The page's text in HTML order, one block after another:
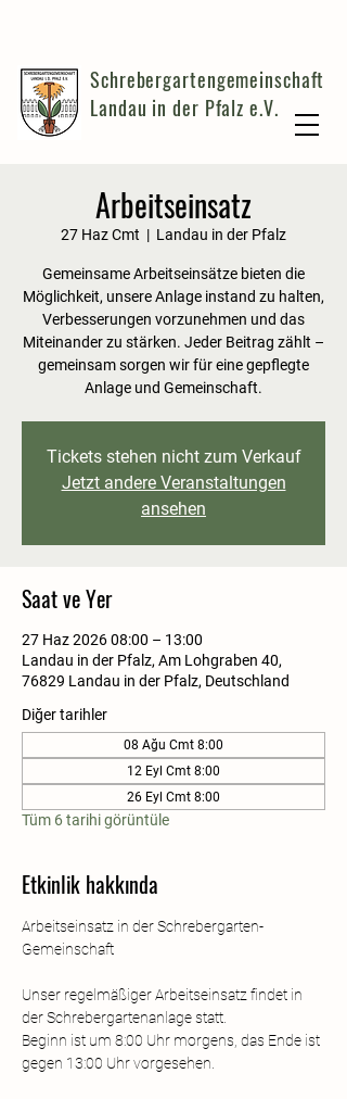
Schrebergartengemeinschaft
Landau in der Pfalz e.V.
Arbeitseinsatz
27 Haz Cmt
  |
Landau in der Pfalz
Gemeinsame Arbeitseinsätze bieten die
Möglichkeit, unsere Anlage instand zu halten,
Verbesserungen vorzunehmen und das
Miteinander zu stärken. Jeder Beitrag zählt –
gemeinsam sorgen wir für eine gepflegte
Anlage und Gemeinschaft.
Tickets stehen nicht zum Verkauf
Jetzt andere Veranstaltungen
ansehen
Saat ve Yer
27 Haz 2026 08:00 – 13:00
Landau in der Pfalz, Am Lohgraben 40,
76829 Landau in der Pfalz, Deutschland
Diğer tarihler
08 Ağu Cmt 8:00
12 Eyl Cmt 8:00
26 Eyl Cmt 8:00
Tüm 6 tarihi görüntüle
Etkinlik hakkında
Arbeitseinsatz in der Schrebergarten-
Gemeinschaft
Unser regelmäßiger Arbeitseinsatz findet in
der Schrebergartenanlage statt.
Beginn ist um 8:00 Uhr morgens, das Ende ist
gegen 13:00 Uhr vorgesehen.